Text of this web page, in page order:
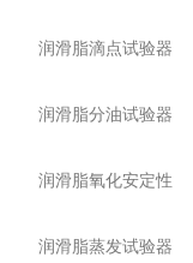
润滑脂滴点试验器
润滑脂分油试验器
润滑脂氧化安定性
润滑脂蒸发试验器